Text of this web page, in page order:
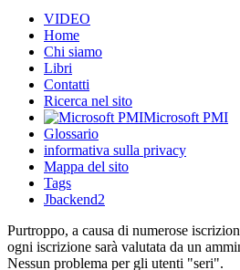
VIDEO
Home
Chi siamo
Libri
Contatti
Ricerca nel sito
Microsoft PMI
Glossario
informativa sulla privacy
Mappa del sito
Tags
Jbackend2
Purtroppo, a causa di numerose
ogni iscrizione sarà valutata da un
Nessun problema per gli utenti "seri".